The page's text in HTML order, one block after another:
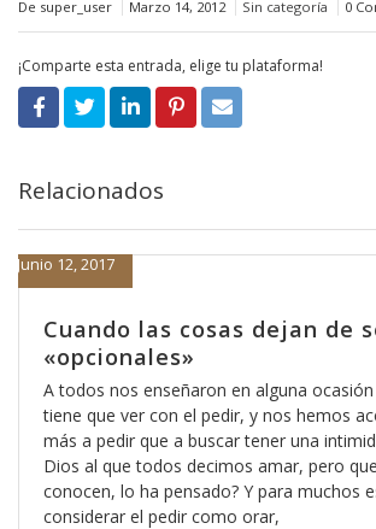
De super_user Marzo 14, 2012 Sin categoría 0
¡Comparte esta entrada, elige tu plataforma!
Relacionados
Cuando las cosas dejan de
«opcionales»
Junio 12, 2017
A todos nos enseñaron en alguna
tiene que ver con el pedir, y nos hemos
más a pedir que a buscar tener una
Dios al que todos decimos amar, pero
conocen, lo ha pensado? Y para muchos
considerar el pedir como orar,